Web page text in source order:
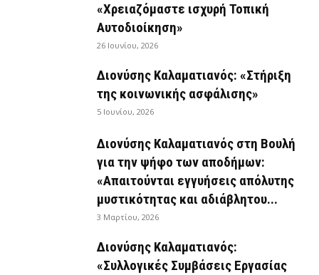
«Χρειαζόμαστε ισχυρή Τοπική
Αυτοδιοίκηση»
26 Ιουνίου, 2026
Διονύσης Καλαματιανός: «Στήριξη
της κοινωνικής ασφάλισης»
5 Ιουνίου, 2026
Διονύσης Καλαματιανός στη Βουλή
για την ψήφο των αποδήμων:
«Απαιτούνται εγγυήσεις απόλυτης
μυστικότητας και αδιάβλητου...
3 Μαρτίου, 2026
Διονύσης Καλαματιανός:
«Συλλογικές Συμβάσεις Εργασίας